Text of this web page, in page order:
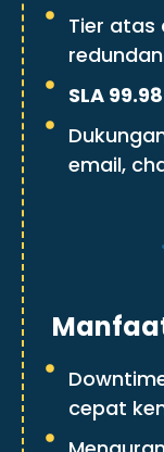
Tier atas
redundan
SLA
email,
cepat